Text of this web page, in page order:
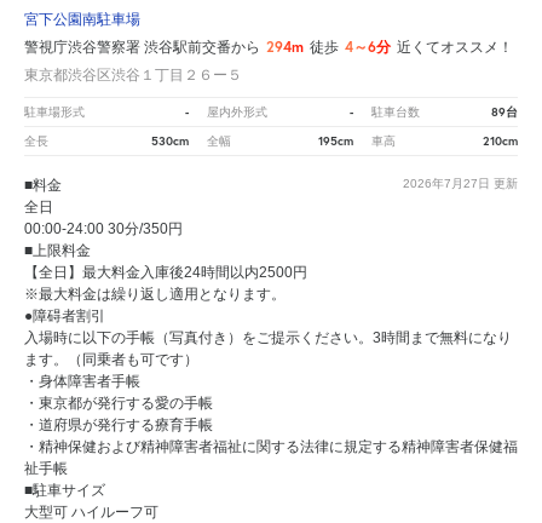
宮下公園南駐車場
警視庁渋谷警察署 渋谷駅前交番から 294m 徒歩 4～6分 近くてオススメ！
東京都渋谷区渋谷１丁目２６ー５
駐車場形式 - 屋内外形式 - 駐車台数 89台
全長 530cm 全幅 195cm 車高 210cm
2026年7月27日 更新
■料金
全日
00:00-24:00 30分/350円
■上限料金
【全日】最大料金入庫後24時間以内2500円
※最大料金は繰り返し適用となります。
●障碍者割引
入場時に以下の手帳（写真付き）をご提示ください。3時間まで無料になり
ます。（同乗者も可です）
・身体障害者手帳
・東京都が発行する愛の手帳
・道府県が発行する療育手帳
・精神保健および精神障害者福祉に関する法律に規定する精神障害者保健福
祉手帳
■駐車サイズ
大型可 ハイルーフ可